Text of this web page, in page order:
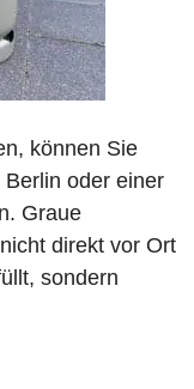
können Sie
oder einer
Graue
direkt vor Ort
sondern